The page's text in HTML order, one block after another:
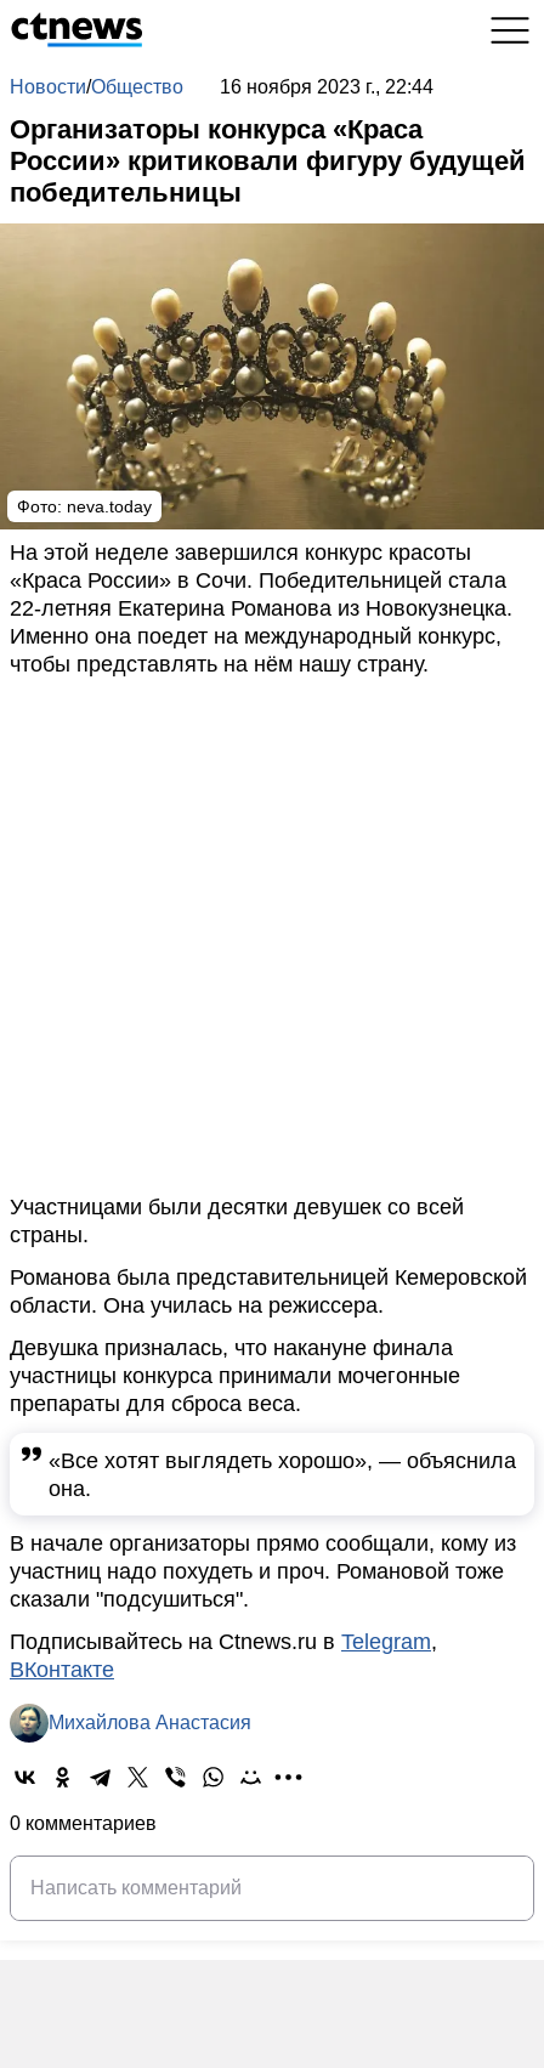
Новости/Общество 16 ноября 2023 г., 22:44
Организаторы конкурса «Краса
России» критиковали фигуру будущей
победительницы
Фото: neva.today
На этой неделе завершился конкурс красоты
«Краса России» в Сочи. Победительницей стала
22-летняя Екатерина Романова из Новокузнецка.
Именно она поедет на международный конкурс,
чтобы представлять на нём нашу страну.
Участницами были десятки девушек со всей
страны.
Романова была представительницей Кемеровской
области. Она училась на режиссера.
Девушка призналась, что накануне финала
участницы конкурса принимали мочегонные
препараты для сброса веса.
«Все хотят выглядеть хорошо», — объяснила
она.
В начале организаторы прямо сообщали, кому из
участниц надо похудеть и проч. Романовой тоже
сказали "подсушиться".
Подписывайтесь на Ctnews.ru в Telegram,
ВКонтакте
Михайлова Анастасия
0 комментариев